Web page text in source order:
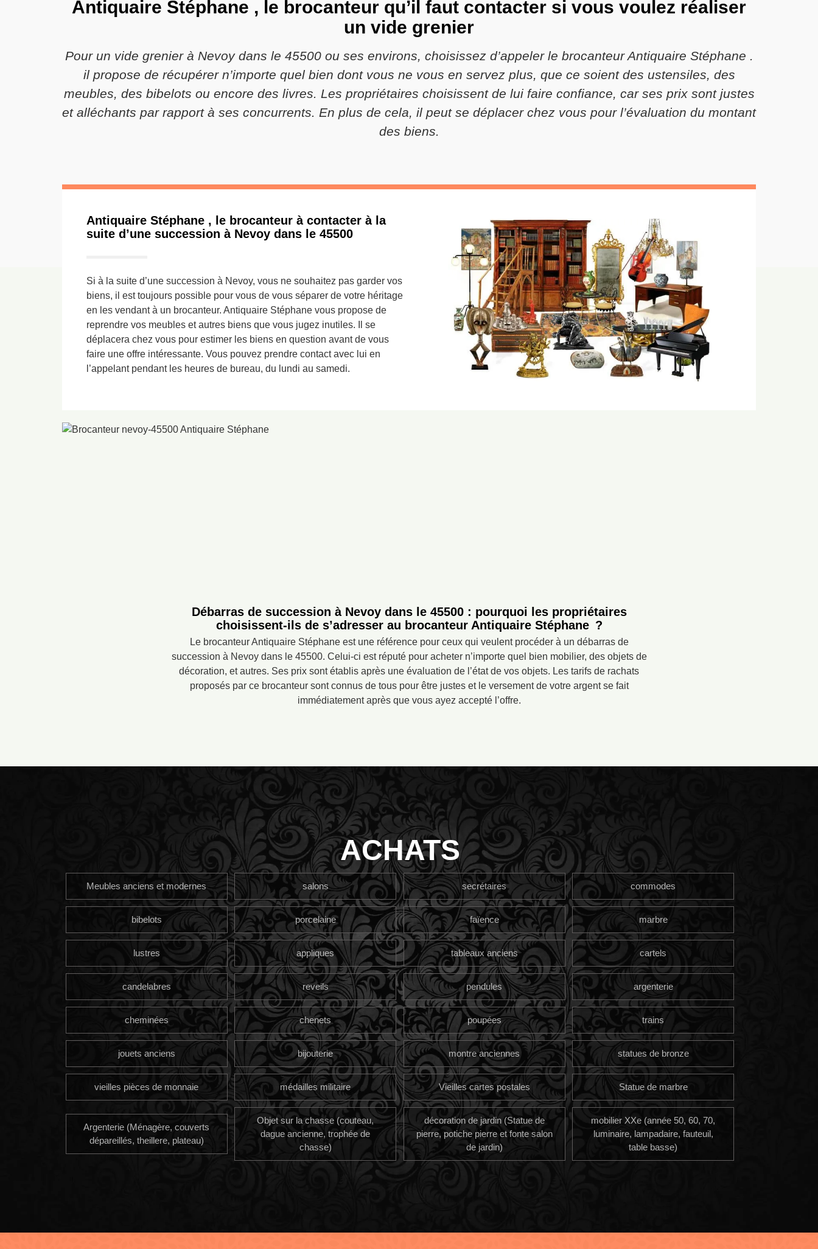
Antiquaire Stéphane , le brocanteur qu’il faut contacter si vous voulez réaliser
un vide grenier
Pour un vide grenier à Nevoy dans le 45500 ou ses environs, choisissez d’appeler le brocanteur Antiquaire Stéphane .
il propose de récupérer n’importe quel bien dont vous ne vous en servez plus, que ce soient des ustensiles, des
meubles, des bibelots ou encore des livres. Les propriétaires choisissent de lui faire confiance, car ses prix sont justes
et alléchants par rapport à ses concurrents. En plus de cela, il peut se déplacer chez vous pour l’évaluation du montant
des biens.
Antiquaire Stéphane , le brocanteur à contacter à la
suite d’une succession à Nevoy dans le 45500
Si à la suite d’une succession à Nevoy, vous ne souhaitez pas garder vos
biens, il est toujours possible pour vous de vous séparer de votre héritage
en les vendant à un brocanteur. Antiquaire Stéphane vous propose de
reprendre vos meubles et autres biens que vous jugez inutiles. Il se
déplacera chez vous pour estimer les biens en question avant de vous
faire une offre intéressante. Vous pouvez prendre contact avec lui en
l’appelant pendant les heures de bureau, du lundi au samedi.
Débarras de succession à Nevoy dans le 45500 : pourquoi les propriétaires
choisissent-ils de s’adresser au brocanteur Antiquaire Stéphane ?
Le brocanteur Antiquaire Stéphane est une référence pour ceux qui veulent procéder à un débarras de
succession à Nevoy dans le 45500. Celui-ci est réputé pour acheter n’importe quel bien mobilier, des objets de
décoration, et autres. Ses prix sont établis après une évaluation de l’état de vos objets. Les tarifs de rachats
proposés par ce brocanteur sont connus de tous pour être justes et le versement de votre argent se fait
immédiatement après que vous ayez accepté l’offre.
ACHATS
Meubles anciens et modernes salons secrétaires commodes
bibelots porcelaine faïence marbre
lustres appliques tableaux anciens cartels
candelabres reveils pendules argenterie
cheminées chenets poupées trains
jouets anciens bijouterie montre anciennes statues de bronze
vieilles pièces de monnaie médailles militaire Vieilles cartes postales Statue de marbre
Argenterie (Ménagère, couverts
dépareillés, theillere, plateau)
Objet sur la chasse (couteau,
dague ancienne, trophée de
chasse)
décoration de jardin (Statue de
pierre, potiche pierre et fonte salon
de jardin)
mobilier XXe (année 50, 60, 70,
luminaire, lampadaire, fauteuil,
table basse)